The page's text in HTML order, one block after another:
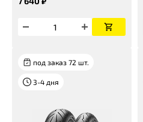
под заказ 72 шт.
3-4 дня